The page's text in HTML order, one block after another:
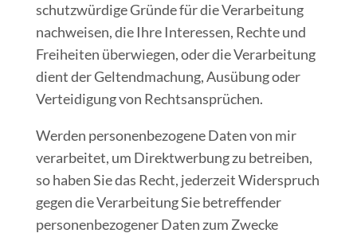
schutzwürdige Gründe für die Verarbeitung
nachweisen, die Ihre Interessen, Rechte und
Freiheiten überwiegen, oder die Verarbeitung
dient der Geltendmachung, Ausübung oder
Verteidigung von Rechtsansprüchen.
Werden personenbezogene Daten von mir
verarbeitet, um Direktwerbung zu betreiben,
so haben Sie das Recht, jederzeit Widerspruch
gegen die Verarbeitung Sie betreffender
personenbezogener Daten zum Zwecke